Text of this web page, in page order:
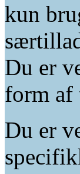
kun
Du er
form af
Du er